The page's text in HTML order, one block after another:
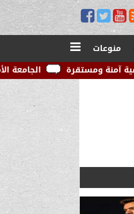
منوعات
الجامعة الأمريكية